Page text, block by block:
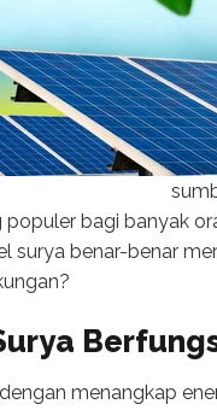
populer bagi banyak
surya benar-benar
menangkap